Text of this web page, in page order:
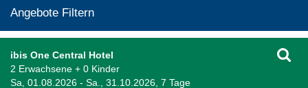
Angebote Filtern
ibis One Central Hotel
2 Erwachsene + 0 Kinder
Sa, 01.08.2026 - Sa., 31.10.2026, 7 Tage